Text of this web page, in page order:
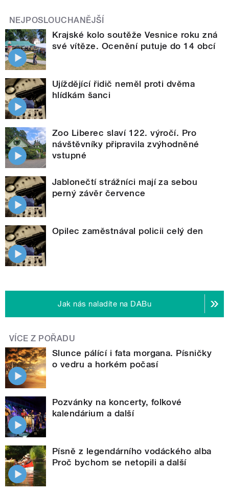
NEJPOSLOUCHANĚJŠÍ
Krajské kolo soutěže Vesnice roku zná
své vítěze. Ocenění putuje do 14 obcí
Ujíždějící řidič neměl proti dvěma
hlídkám šanci
Zoo Liberec slaví 122. výročí. Pro
návštěvníky připravila zvýhodněné
vstupné
Jablonečtí strážníci mají za sebou
perný závěr července
Opilec zaměstnával policii celý den
Jak nás naladíte na DABu
VÍCE Z POŘADU
Slunce pálící i fata morgana. Písničky
o vedru a horkém počasí
Pozvánky na koncerty, folkové
kalendárium a další
Písně z legendárního vodáckého alba
Proč bychom se netopili a další